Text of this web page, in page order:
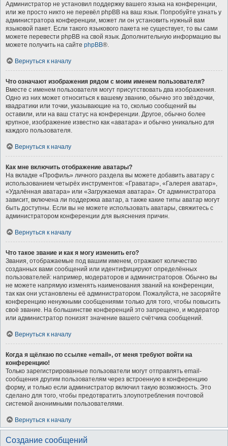
Администратор не установил поддержку вашего языка на конференции,
или же просто никто не перевёл phpBB на ваш язык. Попробуйте узнать у
администратора конференции, может ли он установить нужный вам
языковой пакет. Если такого языкового пакета не существует, то вы сами
можете перевести phpBB на свой язык. Дополнительную информацию вы
можете получить на сайте phpBB®.
Вернуться к началу
Что означают изображения рядом с моим именем пользователя?
Вместе с именем пользователя могут присутствовать два изображения.
Одно из них может относиться к вашему званию, обычно это звёздочки,
квадратики или точки, указывающие на то, сколько сообщений вы
оставили, или на ваш статус на конференции. Другое, обычно более
крупное, изображение известно как «аватара» и обычно уникально для
каждого пользователя.
Вернуться к началу
Как мне включить отображение аватары?
На вкладке «Профиль» личного раздела вы можете добавить аватару с
использованием четырёх инструментов: «Граватар», «Галерея аватар»,
«Удалённая аватара» или «Загружаемая аватара». От администратора
зависит, включена ли поддержка аватар, а также какие типы аватар могут
быть доступны. Если вы не можете использовать аватары, свяжитесь с
администратором конференции для выяснения причин.
Вернуться к началу
Что такое звание и как я могу изменить его?
Звания, отображаемые под вашим именем, отражают количество
созданных вами сообщений или идентифицируют определённых
пользователей: например, модераторов и администраторов. Обычно вы
не можете напрямую изменять наименования званий на конференции,
так как они установлены её администратором. Пожалуйста, не засоряйте
конференцию ненужными сообщениями только для того, чтобы повысить
своё звание. На большинстве конференций это запрещено, и модератор
или администратор понизят значение вашего счётчика сообщений.
Вернуться к началу
Когда я щёлкаю по ссылке «email», от меня требуют войти на
конференцию!
Только зарегистрированные пользователи могут отправлять email-
сообщения другим пользователям через встроенную в конференцию
форму, и только если администратор включил такую возможность. Это
сделано для того, чтобы предотвратить злоупотребления почтовой
системой анонимными пользователями.
Вернуться к началу
Создание сообщений